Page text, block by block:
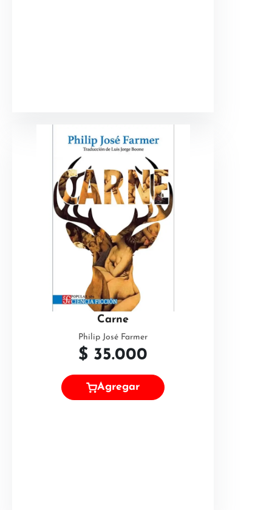
Carne
Philip José Farmer
$ 35.000
Agregar